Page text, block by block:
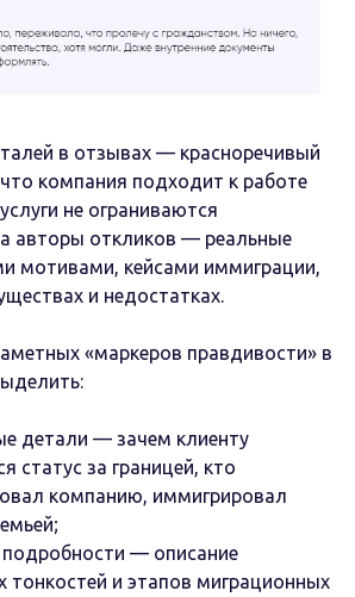
в отзывах — красноречивый
компания подходит к работе
не ограниваются
авторы откликов — реальные
мотивами, кейсами иммиграции,
и недостатках.
«маркеров правдивости» в
детали — зачем клиенту
статус за границей, кто
компанию, иммигрировал
подробности — описание
тонкостей и этапов миграционных